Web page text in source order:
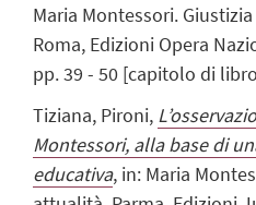
Maria Montessori.
Roma, Edizioni Opera
pp. 39 - 50 [capitolo di
Tiziana, Pironi,
Montessori, alla base di
educativa, in: Maria